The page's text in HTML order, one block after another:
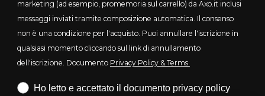
marketing (ad esempio, promemoria sul carrello) da Axo.it inclusi
messaggi inviati tramite composizione automatica. Il consenso
non è una condizione per l'acquisto. Puoi annullare l'iscrizione in
qualsiasi momento cliccando sul link di annullamento
dell'iscrizione. Documento Privacy Policy & Terms.
Iscrizione obbligatoria
Ho letto e accettato il documento privacy policy